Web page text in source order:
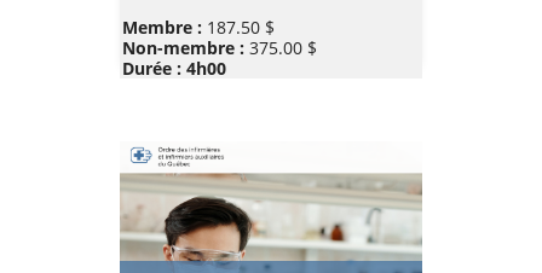
Prix
Membre : 187.50 $
Non-membre : 375.00 $
Durée : 4h00